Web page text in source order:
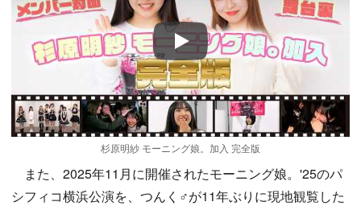
Play
杉原明紗 モーニング娘。加入 完全版
また、2025年11月に開催されたモーニング娘。'25のパ
シフィコ横浜公演を、つんく♂が11年ぶりに現地観覧した